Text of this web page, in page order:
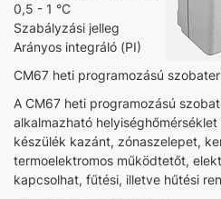
0,5 - 1 °C
Szabályzási jelleg
Arányos integráló (PI)
CM67 heti programozású
A CM67 heti programozású
alkalmazható
készülék kazánt, zónaszelepet,
termoelektromos működtetőt,
kapcsolhat, fűtési, illetve hűtési